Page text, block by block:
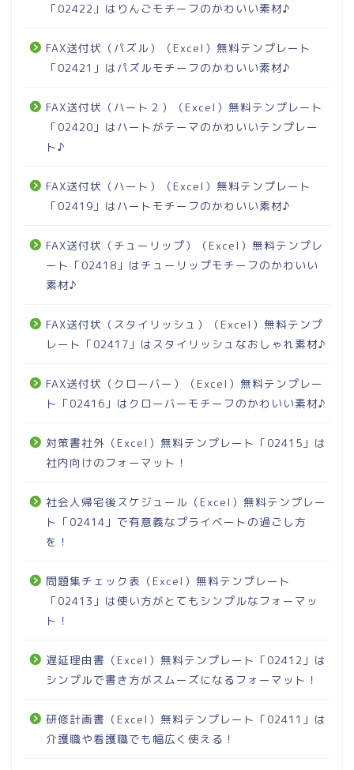
「02422」はりんごモチーフのかわいい素材♪
FAX送付状（パズル）（Excel）無料テンプレート
「02421」はパズルモチーフのかわいい素材♪
FAX送付状（ハート２）（Excel）無料テンプレート
「02420」はハートがテーマのかわいいテンプレー
ト♪
FAX送付状（ハート）（Excel）無料テンプレート
「02419」はハートモチーフのかわいい素材♪
FAX送付状（チューリップ）（Excel）無料テンプレ
ート「02418」はチューリップモチーフのかわいい
素材♪
FAX送付状（スタイリッシュ）（Excel）無料テンプ
レート「02417」はスタイリッシュなおしゃれ素材♪
FAX送付状（クローバー）（Excel）無料テンプレー
ト「02416」はクローバーモチーフのかわいい素材♪
対策書社外（Excel）無料テンプレート「02415」は
社内向けのフォーマット！
社会人帰宅後スケジュール（Excel）無料テンプレー
ト「02414」で有意義なプライベートの過ごし方
を！
問題集チェック表（Excel）無料テンプレート
「02413」は使い方がとてもシンプルなフォーマッ
ト！
遅延理由書（Excel）無料テンプレート「02412」は
シンプルで書き方がスムーズになるフォーマット！
研修計画書（Excel）無料テンプレート「02411」は
介護職や看護職でも幅広く使える！